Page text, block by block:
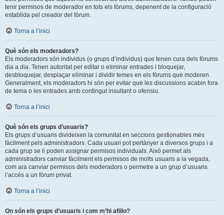
tenir permisos de moderador en tots els fòrums, depenent de la configuració
establida pel creador del fòrum.
Torna a l’inici
Què són els moderadors?
Els moderadors són individus (o grups d’individus) que tenen cura dels fòrums
dia a dia. Tenen autoritat per editar o eliminar entrades i bloquejar,
desbloquejar, desplaçar eliminar i dividir temes en els fòrums que moderen.
Generalment, els moderadors hi són per evitar que les discussions acabin fora
de tema o les entrades amb contingut insultant o ofensiu.
Torna a l’inici
Què són els grups d’usuaris?
Els grups d’usuaris divideixen la comunitat en seccions gestionables més
fàcilment pels administradors. Cada usuari pot pertànyer a diversos grups i a
cada grup se li poden assignar permisos individuals. Això permet als
administradors canviar fàcilment els permisos de molts usuaris a la vegada,
com ara canviar permisos dels moderadors o permetre a un grup d’usuaris
l’accés a un fòrum privat.
Torna a l’inici
On són els grups d’usuaris i com m’hi afilio?